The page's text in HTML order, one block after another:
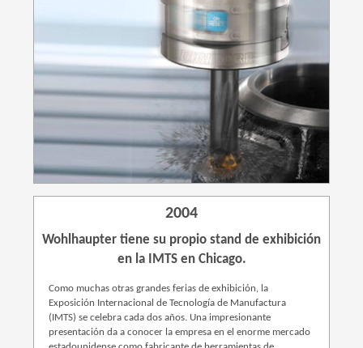
2004
Wohlhaupter tiene su propio stand de exhibición
en la IMTS en Chicago.
Como muchas otras grandes ferias de exhibición, la
Exposición Internacional de Tecnología de Manufactura
(IMTS) se celebra cada dos años. Una impresionante
presentación da a conocer la empresa en el enorme mercado